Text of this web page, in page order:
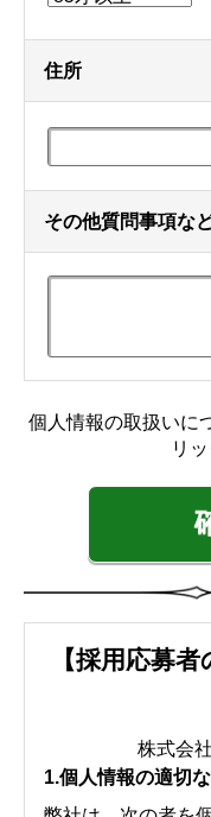
住所
その他質問事項な
【採用応募
株式会
1.個人情報の適切